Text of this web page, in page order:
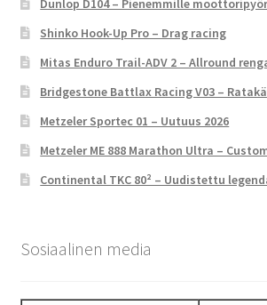
Dunlop D104 – Pienemmille
Shinko Hook-Up Pro – Drag racing
Mitas Enduro Trail-ADV 2 – Allround
Bridgestone Battlax Racing V03 –
Metzeler Sportec 01 – Uutuus 2026
Metzeler ME 888 Marathon Ultra –
Continental TKC 80² – Uudistettu
Sosiaalinen media